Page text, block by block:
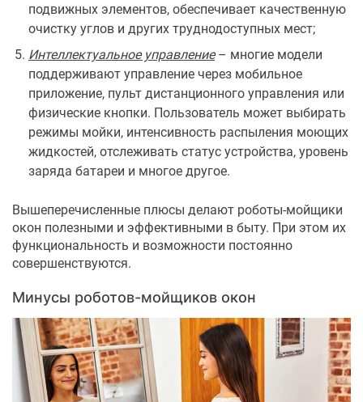
подвижных элементов, обеспечивает качественную
очистку углов и других труднодоступных мест;
Интеллектуальное управление– многие модели
поддерживают управление через мобильное
приложение, пульт дистанционного управления или
физические кнопки. Пользователь может выбирать
режимы мойки, интенсивность распыления моющих
жидкостей, отслеживать статус устройства, уровень
заряда батареи и многое другое.
Вышеперечисленные плюсы делают роботы-мойщики
окон полезными и эффективными в быту. При этом их
функциональность и возможности постоянно
совершенствуются.
Минусы роботов-мойщиков окон